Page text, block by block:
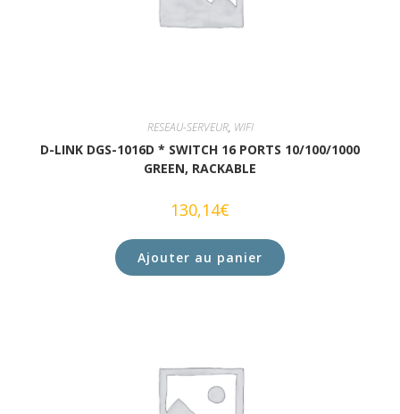
RESEAU-SERVEUR, WIFI
D-LINK DGS-1016D * SWITCH 16 PORTS 10/100/1000
GREEN, RACKABLE
130,14€
Ajouter au panier